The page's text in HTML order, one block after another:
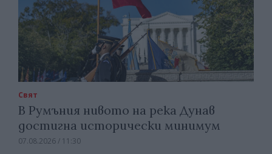
Свят
В Румъния нивото на река Дунав
достигна исторически минимум
07.08.2026 / 11:30